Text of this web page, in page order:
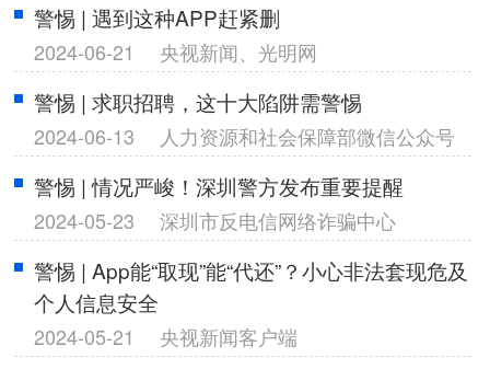
警惕 | 遇到这种APP赶紧删
2024-06-21 央视新闻、光明网
警惕 | 求职招聘，这十大陷阱需警惕
2024-06-13 人力资源和社会保障部微信公众号
警惕 | 情况严峻！深圳警方发布重要提醒
2024-05-23 深圳市反电信网络诈骗中心
警惕 | App能“取现”能“代还”？小心非法套现危及
个人信息安全
2024-05-21 央视新闻客户端